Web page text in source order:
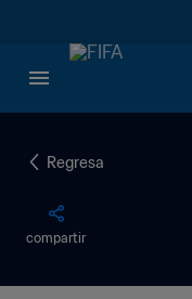
Regresa
compartir